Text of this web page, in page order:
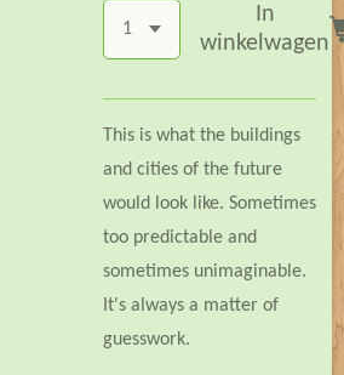
In
winkelwagen
This is what the buildings
and cities of the future
would look like. Sometimes
too predictable and
sometimes unimaginable.
It's always a matter of
guesswork.